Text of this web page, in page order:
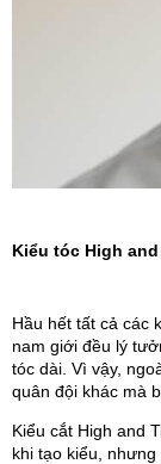
Kiểu tóc High
Hầu hết tất cả các
nam giới đều lý
tóc dài. Vì vậy,
quân đội khác mà
Kiểu cắt High and
khi tạo kiểu,